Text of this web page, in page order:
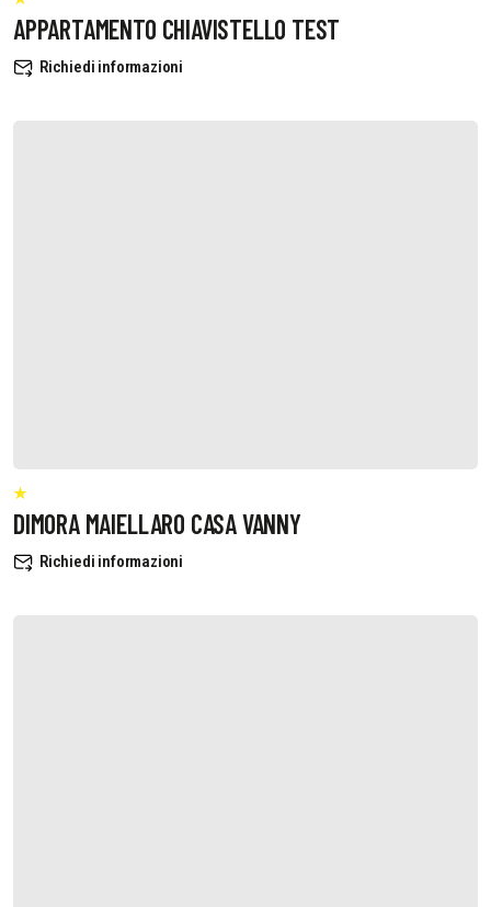
APPARTAMENTO CHIAVISTELLO TEST
Richiedi informazioni
DIMORA MAIELLARO CASA VANNY
Richiedi informazioni